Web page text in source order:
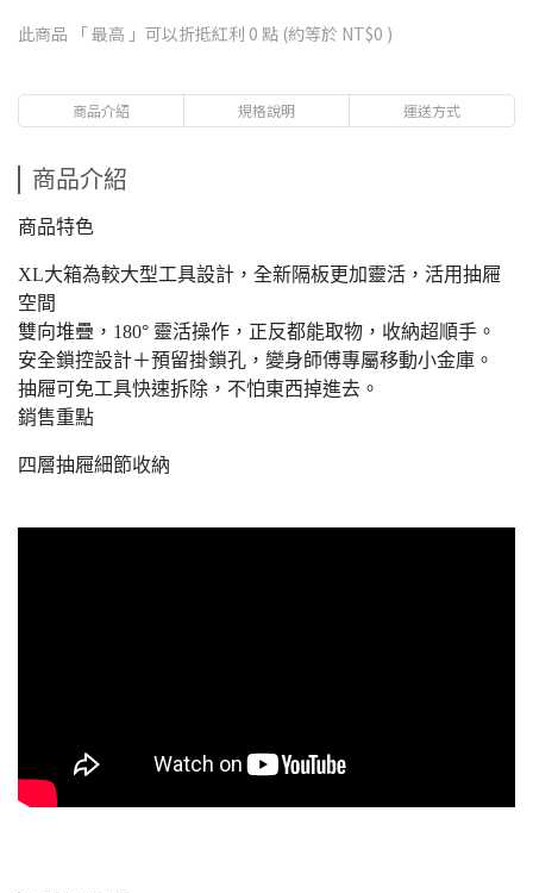
此商品 「 最高 」可以折抵紅利 0 點 (約等於 NT$0 )
商品介紹 規格說明 運送方式
商品介紹
商品特色
XL大箱為較大型工具設計，全新隔板更加靈活，活用抽屜
空間
雙向堆疊，180° 靈活操作，正反都能取物，收納超順手。
安全鎖控設計＋預留掛鎖孔，變身師傅專屬移動小金庫。
抽屜可免工具快速拆除，不怕東西掉進去。
銷售重點
四層抽屜細節收納